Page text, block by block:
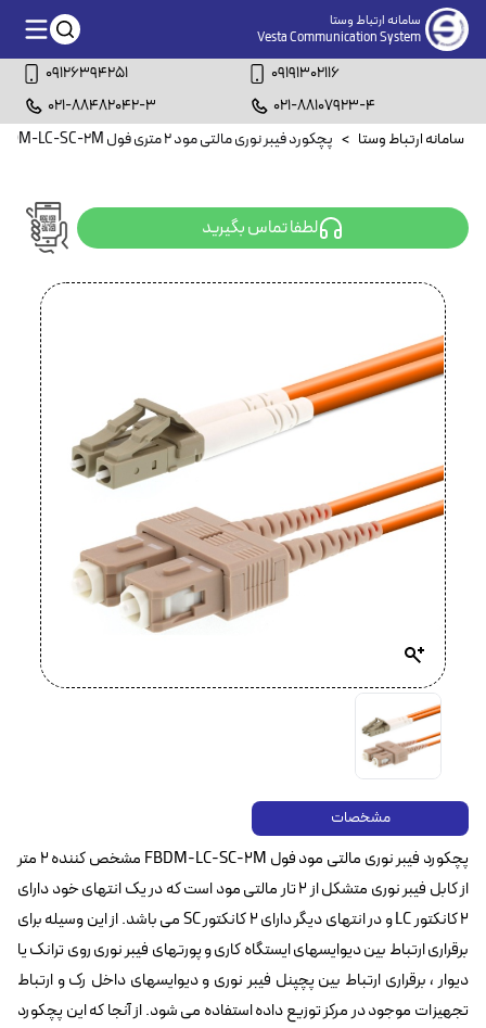
سامانه ارتباط وستا
Vesta Communication System
09126394251
09191302116
021-88482042-3
021-88107923-4
سامانه ارتباط وستا > پچکورد فیبر نوری مالتی مود ۲ متری فول FBDM-LC-SC-2M
لطفا تماس بگیرید
مشخصات
پچکورد فیبر نوری مالتی مود فول FBDM-LC-SC-2M مشخص کننده ۲ متر
از کابل فیبر نوری متشکل از ۲ تار مالتی مود است که در یک انتهای خود دارای
۲ کانکتور LC و در انتهای دیگر دارای ۲ کانکتور SC می باشد. از این وسیله برای
برقراری ارتباط بین دیوایسهای ایستگاه کاری و پورتهای فیبر نوری روی ترانک یا
دیوار ، برقراری ارتباط بین پچپنل فیبر نوری و دیوایسهای داخل رک و ارتباط
تجهیزات موجود در مرکز توزیع داده استفاده می شود. از آنجا که این پچکورد